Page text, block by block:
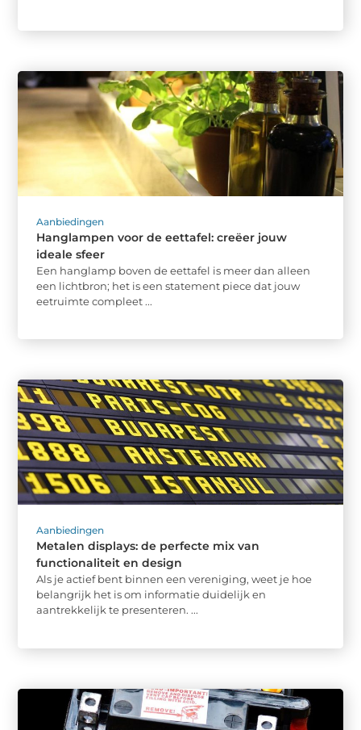
Aanbiedingen
Hanglampen voor de eettafel: creëer jouw
ideale sfeer
Een hanglamp boven de eettafel is meer dan alleen
een lichtbron; het is een statement piece dat jouw
eetruimte compleet ...
Aanbiedingen
Metalen displays: de perfecte mix van
functionaliteit en design
Als je actief bent binnen een vereniging, weet je hoe
belangrijk het is om informatie duidelijk en
aantrekkelijk te presenteren. ...